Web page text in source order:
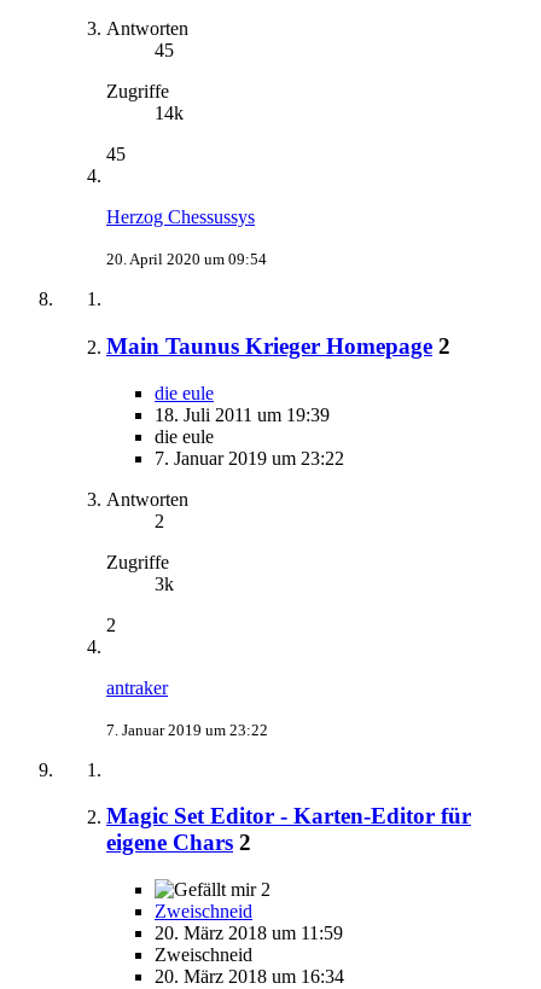
Antworten
45
Zugriffe
14k
45
Herzog Chessussys
20. April 2020 um 09:54
Main Taunus Krieger Homepage 2
die eule
18. Juli 2011 um 19:39
die eule
7. Januar 2019 um 23:22
Antworten
2
Zugriffe
3k
2
antraker
7. Januar 2019 um 23:22
Magic Set Editor - Karten-Editor für
eigene Chars 2
2
Zweischneid
20. März 2018 um 11:59
Zweischneid
20. März 2018 um 16:34